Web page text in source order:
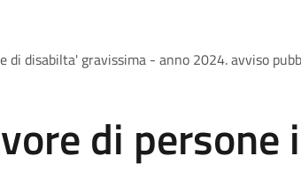
disabilta' gravissima - anno 2024. avviso
di persone